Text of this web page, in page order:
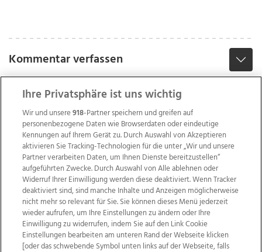
Kommentar verfassen
Wir über uns Mediadaten Kontakt
Jobs
Ihre Privatsphäre ist uns wichtig
Wir und unsere918-Partner speichern und greifen auf
personenbezogene Daten wie Browserdaten oder eindeutige
Kennungen auf Ihrem Gerät zu. Durch Auswahl von Akzeptieren
aktivieren Sie Tracking-Technologien für die unter „Wir und unsere
Partner verarbeiten Daten, um Ihnen Dienste bereitzustellen“
aufgeführten Zwecke. Durch Auswahl von Alle ablehnen oder
Widerruf Ihrer Einwilligung werden diese deaktiviert. Wenn Tracker
deaktiviert sind, sind manche Inhalte und Anzeigen möglicherweise
nicht mehr so relevant für Sie. Sie können dieses Menü jederzeit
wieder aufrufen, um Ihre Einstellungen zu ändern oder Ihre
Einwilligung zu widerrufen, indem Sie auf den Link Cookie
Einstellungen bearbeiten am unteren Rand der Webseite klicken
[oder das schwebende Symbol unten links auf der Webseite, falls